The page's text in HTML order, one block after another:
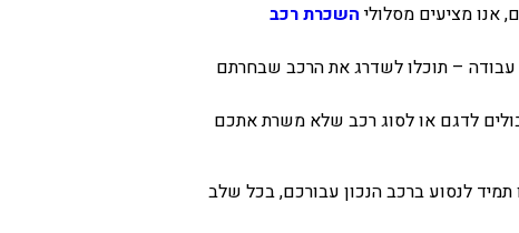
אנו מציעים מסלולי השכרת רכב
– תוכלו לשדרג את הרכב שבחרתם
לדגם או לסוג רכב שלא משרת אתכם
לנסוע ברכב הנכון עבורכם, בכל שלב